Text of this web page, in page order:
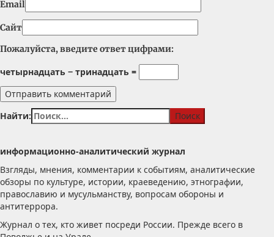
Email
Сайт
Пожалуйста, введите ответ цифрами:
четырнадцать − тринадцать =
Найти:
информационно-аналитический журнал
Взгляды, мнения, комментарии к событиям, аналитические
обзоры по культуре, истории, краеведению, этнографии,
православию и мусульманству, вопросам обороны и
антитеррора.
Журнал о тех, кто живет посреди России. Прежде всего в